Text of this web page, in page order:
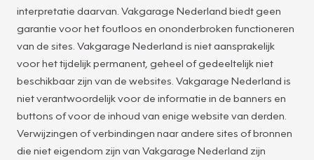
interpretatie daarvan. Vakgarage Nederland biedt geen
garantie voor het foutloos en ononderbroken functioneren
van de sites. Vakgarage Nederland is niet aansprakelijk
voor het tijdelijk permanent, geheel of gedeeltelijk niet
beschikbaar zijn van de websites. Vakgarage Nederland is
niet verantwoordelijk voor de informatie in de banners en
buttons of voor de inhoud van enige website van derden.
Verwijzingen of verbindingen naar andere sites of bronnen
die niet eigendom zijn van Vakgarage Nederland zijn